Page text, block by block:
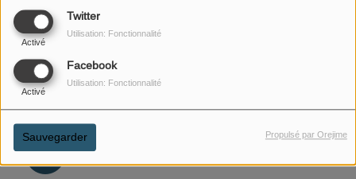
Twitter
Activé
Utilisation: Fonctionnalité
Facebook
Activé
Utilisation: Fonctionnalité
Sauvegarder Propulsé par Orejime
Rendez-vous lundi et samedi à 11H !
BASILIQUE D'AVIOTH
EGLISE DE SEUZEY